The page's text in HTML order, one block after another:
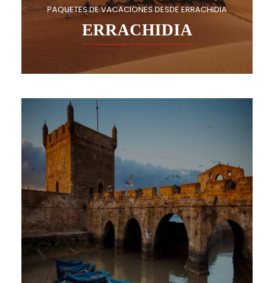
PAQUETES DE VACACIONES DESDE ERRACHIDIA
ERRACHIDIA